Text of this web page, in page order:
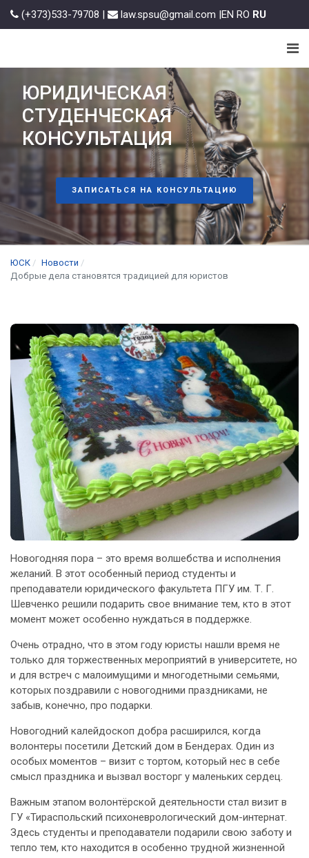
(+373)533-79708 | law.spsu@gmail.com |EN RO RU
ЮРИДИЧЕСКАЯ
СТУДЕНЧЕСКАЯ
КОНСУЛЬТАЦИЯ
ЗАПИСАТЬСЯ НА КОНСУЛЬТАЦИЮ
ЮСК
Новости
Добрые дела становятся традицией для юристов
Новогодняя пора – это время волшебства и исполнения
желаний. В этот особенный период студенты и
преподаватели юридического факультета ПГУ им. Т. Г.
Шевченко решили подарить свое внимание тем, кто в этот
момент может особенно нуждаться в поддержке.
Очень отрадно, что в этом году юристы нашли время не
только для торжественных мероприятий в университете, но
и для встреч с малоимущими и многодетными семьями,
которых поздравили с новогодними праздниками, не
забыв, конечно, про подарки.
Новогодний калейдоскоп добра расширился, когда
волонтеры посетили Детский дом в Бендерах. Один из
особых моментов – визит с тортом, который нес в себе
смысл праздника и вызвал восторг у маленьких сердец.
Важным этапом волонтёрской деятельности стал визит в
ГУ «Тираспольский психоневрологический дом-интернат.
Здесь студенты и преподаватели подарили свою заботу и
тепло тем, кто находится в особенно трудной жизненной